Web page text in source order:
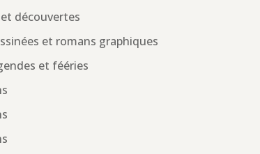
découvertes
et romans graphiques
et fééries